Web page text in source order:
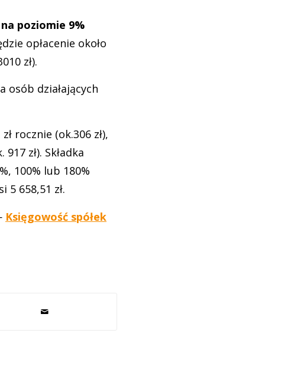
poziomie 9%
opłacenie około
zł).
osób działających
rocznie (ok.306 zł),
zł). Składka
100% lub 180%
658,51 zł.
Księgowość spółek